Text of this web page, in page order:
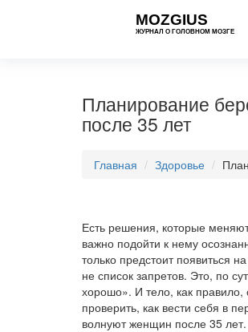
MOZGIUS
ЖУРНАЛ О ГОЛОВНОМ МОЗГЕ
Планирование
после 35 лет
Главная Здоровье
Есть решения, которые
важно подойти к нему
только предстоит появиться
не список запретов. Это, по
хорошо». И тело, как правило,
проверить, как вести себя в
волнуют женщин после 35